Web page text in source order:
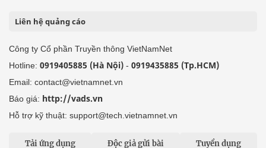
Liên hệ quảng cáo
Công ty Cổ phần Truyền thông VietNamNet
Hotline: 0919405885 (Hà Nội) - 0919435885 (Tp.HCM)
Email: contact@vietnamnet.vn
Báo giá: http://vads.vn
Hỗ trợ kỹ thuật: support@tech.vietnamnet.vn
Tải ứng dụng Độc giả gửi bài Tuyển dụng